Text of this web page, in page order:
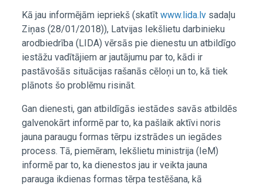
Kā jau informējām iepriekš (skatītwww.lida.lv sadaļu
Ziņas (28/01/2018)), Latvijas Iekšlietu darbinieku
arodbiedrība (LIDA) vērsās pie dienestu un atbildīgo
iestāžu vadītājiem ar jautājumu par to, kādi ir
pastāvošās situācijas rašanās cēloņi un to, kā tiek
plānots šo problēmu risināt.
Gan dienesti, gan atbildīgās iestādes savās atbildēs
galvenokārt informē par to, ka pašlaik aktīvi noris
jauna paraugu formas tērpu izstrādes un iegādes
process. Tā, piemēram, Iekšlietu ministrija (IeM)
informē par to, ka dienestos jau ir veikta jauna
parauga ikdienas formas tērpa testēšana, kā